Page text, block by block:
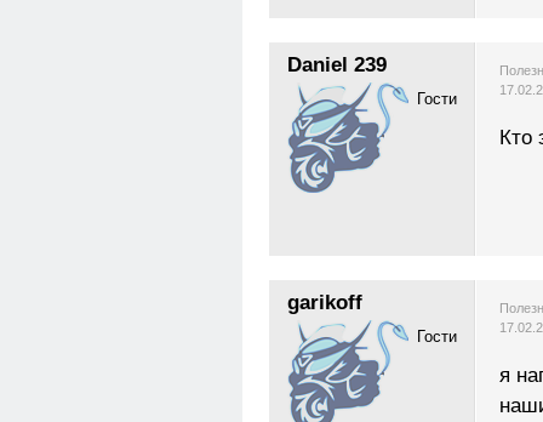
Daniel 239
Гости
Кто
garikoff
Гости
я